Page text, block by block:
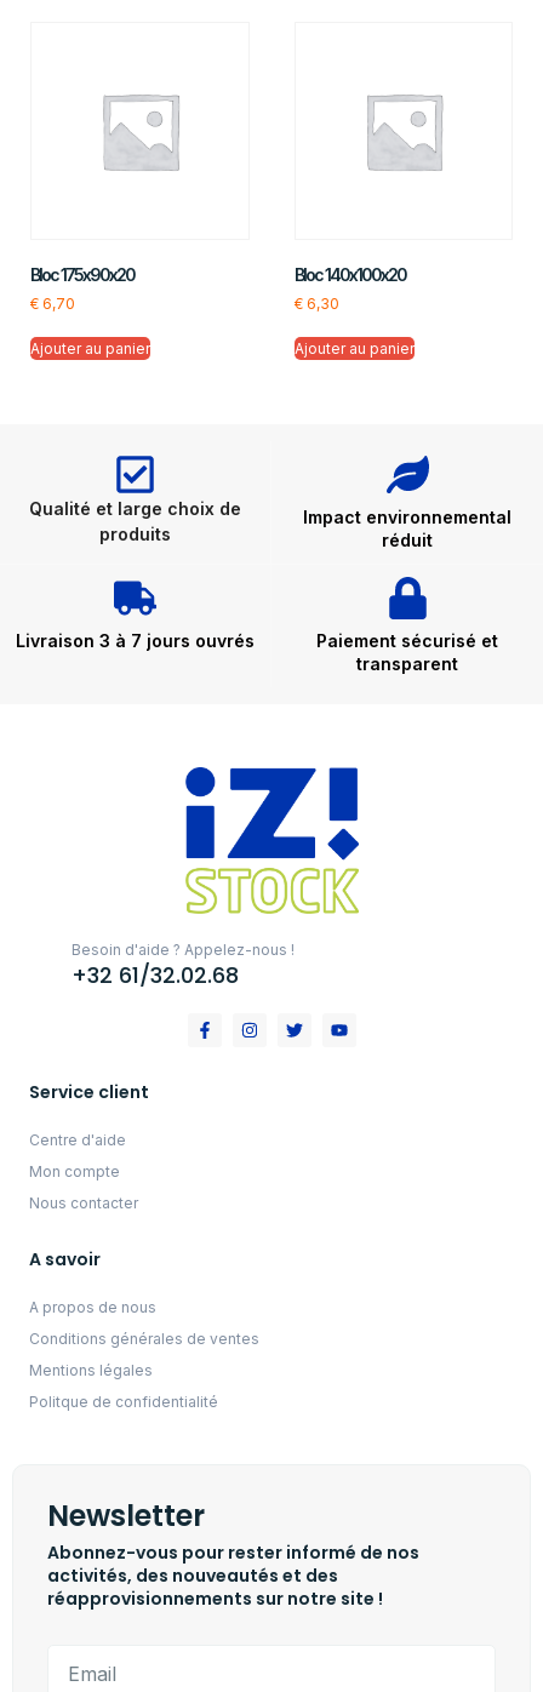
Bloc 175x90x20
€ 6,70
Ajouter au panier
Bloc 140x100x20
€6,30
Ajouter au panier
Qualité et large choix de
produits
Impact environnemental
réduit
Livraison 3 à 7 jours ouvrés
Paiement sécurisé et
transparent
Besoin d'aide ? Appelez-nous !
+32 61/32.02.68
Service client
Centre d'aide
Mon compte
Nous contacter
A savoir
A propos de nous
Conditions générales de ventes
Mentions légales
Politque de confidentialité
Newsletter
Abonnez-vous pour rester informé de nos
activités, des nouveautés et des
réapprovisionnements sur notre site !